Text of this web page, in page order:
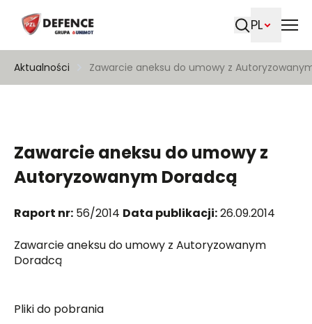
PL
Aktualności Zawarcie aneksu do umowy z
Zawarcie aneksu do umowy z
Autoryzowanym Doradcą
Raport nr: 56/2014 Data publikacji:26.09.2014
Zawarcie aneksu do umowy z Autoryzowanym
Doradcą
Pliki do pobrania